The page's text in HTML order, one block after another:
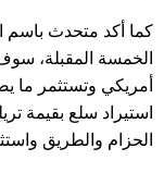
كما أكد متحدث باسم
استيراد سلع بقيمة
الحزام والطريق واستثمار150 مليار